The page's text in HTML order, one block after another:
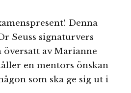
Denna
Seuss signaturvers
översatt av Marianne
en mentors önskan
som ska ge sig ut i